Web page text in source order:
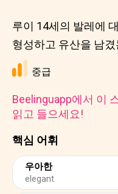
핵심 어휘
우아한
elegant
루이 14세의 발레에
형성하고 유산을 남
중급
Beelinguapp에서 이
읽고 들으세요!